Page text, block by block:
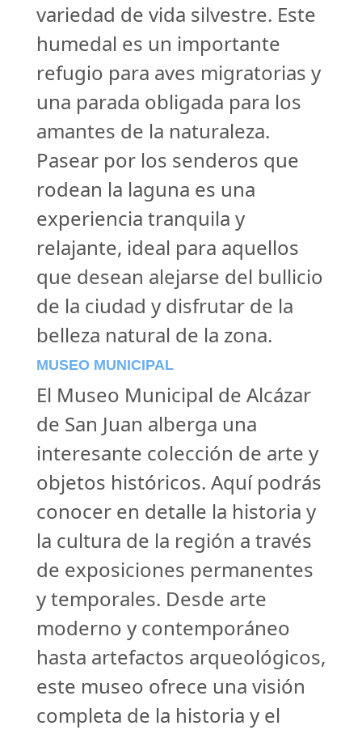
variedad de vida silvestre. Este
humedal es un importante
refugio para aves migratorias y
una parada obligada para los
amantes de la naturaleza.
Pasear por los senderos que
rodean la laguna es una
experiencia tranquila y
relajante, ideal para aquellos
que desean alejarse del bullicio
de la ciudad y disfrutar de la
belleza natural de la zona.
MUSEO MUNICIPAL
El Museo Municipal de Alcázar
de San Juan alberga una
interesante colección de arte y
objetos históricos. Aquí podrás
conocer en detalle la historia y
la cultura de la región a través
de exposiciones permanentes
y temporales. Desde arte
moderno y contemporáneo
hasta artefactos arqueológicos,
este museo ofrece una visión
completa de la historia y el